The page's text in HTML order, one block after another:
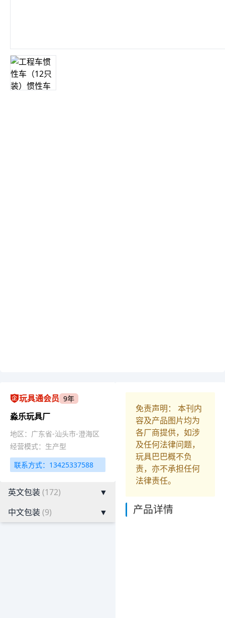
玩具通会员 9年
淼乐玩具厂
地区：广东省-汕头市-澄海区
经营模式：生产型
联系方式：13425337588
英文包装(172)
▼
中文包装(9) ▼
免责声明： 本刊内
容及产品图片均为
各厂商提供，如涉
及任何法律问题，
玩具巴巴概不负
责，亦不承担任何
法律责任。
产品详情